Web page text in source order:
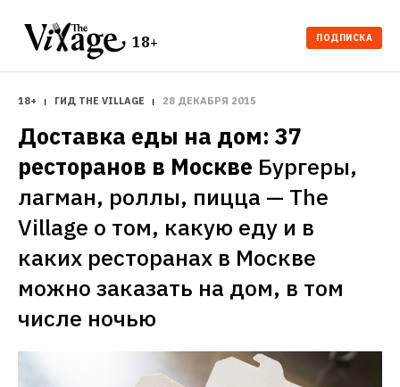
18+ ПОДПИСКА
18+ ГИД THE VILLAGE 28 ДЕКАБРЯ 2015
Доставка еды на дом: 37
ресторанов в Москве Бургеры,
лагман, роллы, пицца — The
Village о том, какую еду и в
каких ресторанах в Москве
можно заказать на дом, в том
числе ночью